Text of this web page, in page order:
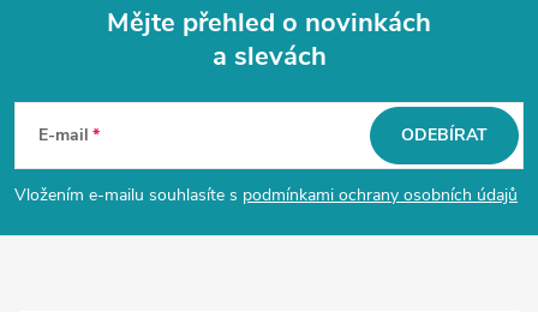
p
a
Mějte přehled o novinkách
a slevách
E-mail
Vložením e-mailu souhlasíte s podmínkami ochrany osobních údajů
ODEBÍRAT